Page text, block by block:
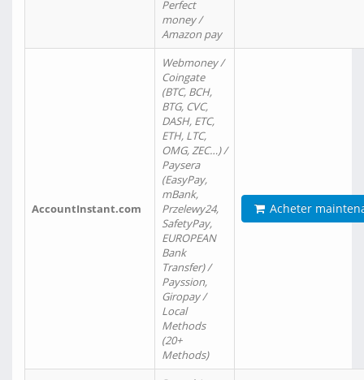
Perfect
money /
Amazon pay
AccountInstant.com
Webmoney /
Coingate
(BTC, BCH,
BTG, CVC,
DASH, ETC,
ETH, LTC,
OMG, ZEC…) /
Paysera
(EasyPay,
mBank,
Przelewy24,
SafetyPay,
EUROPEAN
Bank
Transfer) /
Payssion,
Giropay /
Local
Methods
(20+
Methods)
Acheter